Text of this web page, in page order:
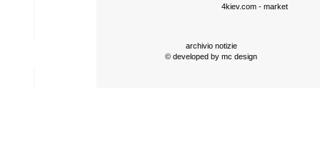
4kiev.com- market
archivio notizie
© developed by mc design